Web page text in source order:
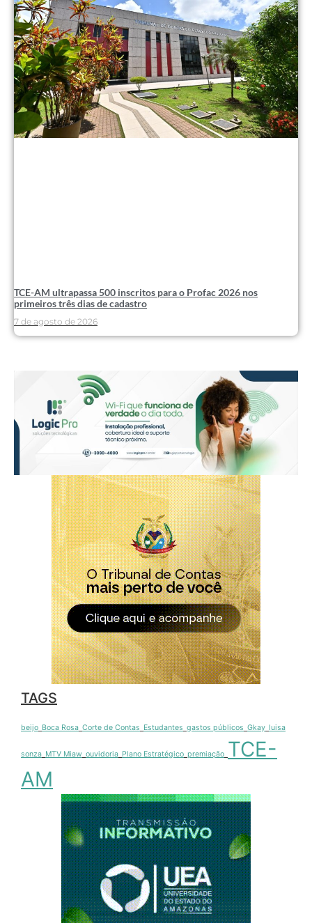
TCE-AM ultrapassa 500 inscritos para o Profac 2026 nos
primeiros três dias de cadastro
7 de agosto de 2026
TAGS
beijo Boca Rosa Corte de Contas Estudantes gastos públicos Gkay luisa
sonza MTV Miaw ouvidoria Plano Estratégico premiação TCE-
AM